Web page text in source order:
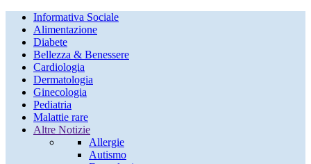
Informativa Sociale
Alimentazione
Diabete
Bellezza & Benessere
Cardiologia
Dermatologia
Ginecologia
Pediatria
Malattie rare
Altre Notizie
Allergie
Autismo